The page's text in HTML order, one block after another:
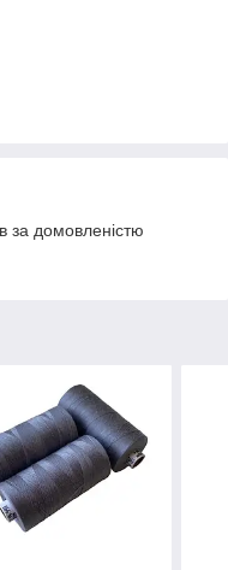
за домовленістю